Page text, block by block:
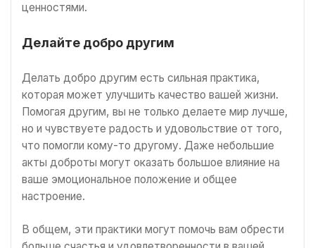
ценностями.
Делайте добро другим
Делать добро другим есть сильная практика,
которая может улучшить качество вашей жизни.
Помогая другим, вы не только делаете мир лучше,
но и чувствуете радость и удовольствие от того,
что помогли кому-то другому. Даже небольшие
акты доброты могут оказать большое влияние на
ваше эмоциональное положение и общее
настроение.
В общем, эти практики могут помочь вам обрести